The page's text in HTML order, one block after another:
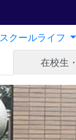
スクールライフ
在校生